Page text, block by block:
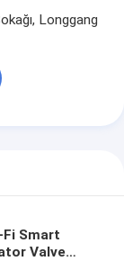
Longgang
Smart
Valve